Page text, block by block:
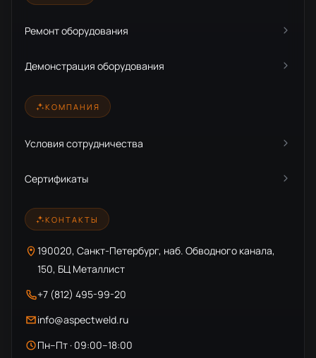
Ремонт оборудования
Демонстрация оборудования
КОМПАНИЯ
Условия сотрудничества
Сертификаты
КОНТАКТЫ
190020, Санкт-Петербург, наб. Обводного канала,
150, БЦ Металлист
+7 (812) 495-99-20
info@aspectweld.ru
Пн–Пт · 09:00–18:00